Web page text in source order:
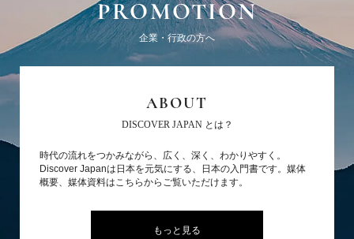
PROMOTION
企業・行政の方へ
ABOUT
DISCOVER JAPAN とは？
時代の流れをつかみながら、広く、深く、わかりやすく。
Discover Japanは日本を元気にする、日本の入門書です。媒体
概要、媒体資料はこちらからご覧いただけます。
もっと見る